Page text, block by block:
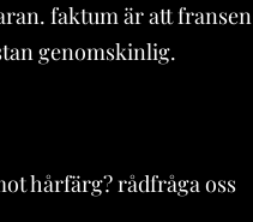
faktum är att fransen
genomskinlig.
hårfärg? rådfråga oss